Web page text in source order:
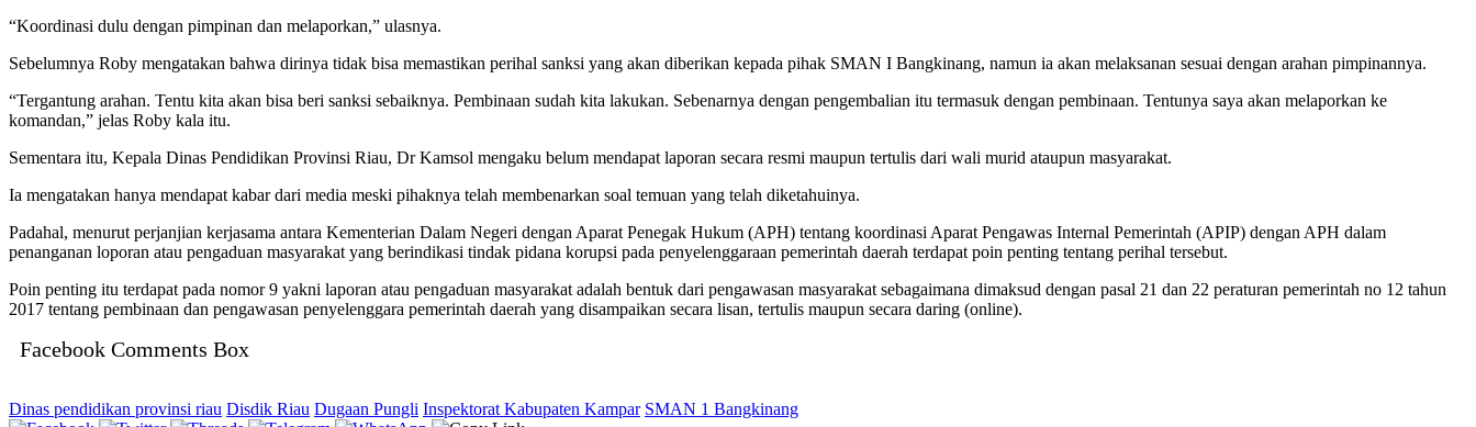
“Koordinasi dulu dengan pimpinan dan melaporkan,” ulasnya.
Sebelumnya Roby mengatakan bahwa dirinya tidak bisa memastikan perihal sanksi yang akan diberikan kepada pihak SMAN I Bangkinang, namun ia akan melaksanan sesuai dengan arahan pimpinannya.
“Tergantung arahan. Tentu kita akan bisa beri sanksi sebaiknya. Pembinaan sudah kita lakukan. Sebenarnya dengan pengembalian itu termasuk dengan pembinaan. Tentunya saya akan melaporkan ke
komandan,” jelas Roby kala itu.
Sementara itu, Kepala Dinas Pendidikan Provinsi Riau, Dr Kamsol mengaku belum mendapat laporan secara resmi maupun tertulis dari wali murid ataupun masyarakat.
Ia mengatakan hanya mendapat kabar dari media meski pihaknya telah membenarkan soal temuan yang telah diketahuinya.
Padahal, menurut perjanjian kerjasama antara Kementerian Dalam Negeri dengan Aparat Penegak Hukum (APH) tentang koordinasi Aparat Pengawas Internal Pemerintah (APIP) dengan APH dalam
penanganan loporan atau pengaduan masyarakat yang berindikasi tindak pidana korupsi pada penyelenggaraan pemerintah daerah terdapat poin penting tentang perihal tersebut.
Poin penting itu terdapat pada nomor 9 yakni laporan atau pengaduan masyarakat adalah bentuk dari pengawasan masyarakat sebagaimana dimaksud dengan pasal 21 dan 22 peraturan pemerintah no 12 tahun
2017 tentang pembinaan dan pengawasan penyelenggara pemerintah daerah yang disampaikan secara lisan, tertulis maupun secara daring (online).
Facebook Comments Box
Dinas pendidikan provinsi riau Disdik Riau Dugaan Pungli Inspektorat Kabupaten Kampar SMAN 1 Bangkinang